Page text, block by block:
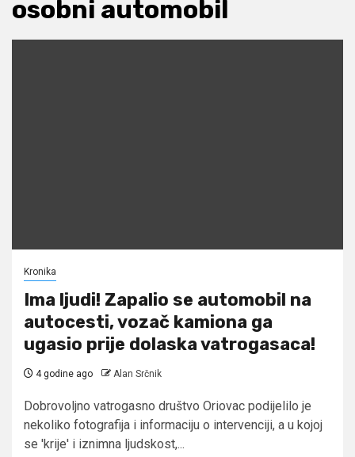
osobni automobil
Kronika
Ima ljudi! Zapalio se automobil na
autocesti, vozač kamiona ga
ugasio prije dolaska vatrogasaca!
4 godine ago Alan Srčnik
Dobrovoljno vatrogasno društvo Oriovac podijelilo je
nekoliko fotografija i informaciju o intervenciji, a u kojoj
se 'krije' i iznimna ljudskost,...